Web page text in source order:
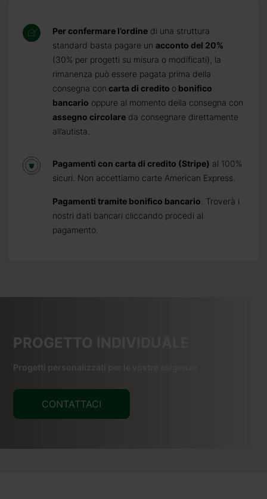
Per confermare l’ordine di una struttura
standard basta pagare un acconto del 20%
(30% per progetti su misura o modificati), la
rimanenza può essere pagata prima della
consegna con carta di credito o bonifico
bancario oppure al momento della consegna con
assegno circolare da consegnare direttamente
all’autista.
Pagamenti con carta di credito (Stripe) al 100%
sicuri. Non accettiamo carte American Express.
Pagamenti tramite bonifico bancario . Troverà i
nostri dati bancari cliccando procedi al
pagamento.
PROGETTO INDIVIDUALE
Progetti personalizzati per le vostre esigenze
CONTATTACI